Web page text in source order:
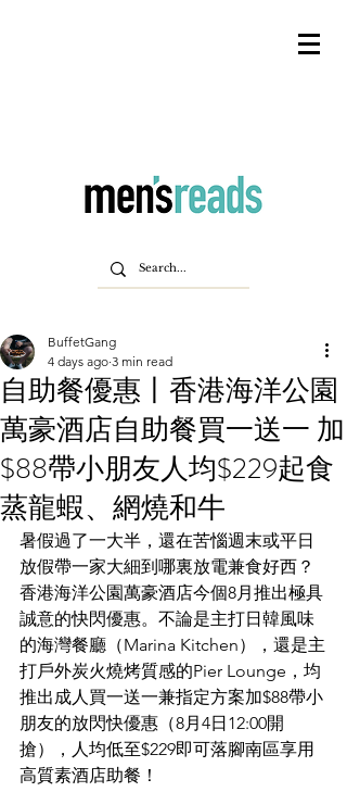
自助餐優惠丨香港海洋公園
萬豪酒店自助餐買一送一 加
$88帶小朋友人均$229起食
蒸龍蝦、網燒和牛
BuffetGang
4 days ago 3 min read
暑假過了一大半，還在苦惱週末或平日
放假帶一家大細到哪裏放電兼食好西？
香港海洋公園萬豪酒店今個8月推出極具
誠意的快閃優惠。不論是主打日韓風味
的海灣餐廳（Marina Kitchen），還是主
打戶外炭火燒烤質感的Pier Lounge，均
推出成人買一送一兼指定方案加$88帶小
朋友的放閃快優惠（8月4日12:00開
搶），人均低至$229即可落腳南區享用
高質素酒店助餐！